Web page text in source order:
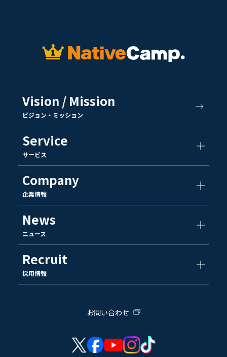
Vision / Mission
ビジョン・ミッション
Service
サービス
Company
企業情報
News
ニュース
Recruit
採用情報
お問い合わせ